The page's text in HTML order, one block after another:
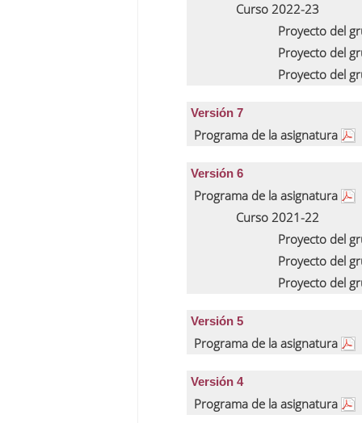
Curso 2022-23
Proyecto del
Proyecto del
Proyecto del
Versión 7
Programa de la asignatura
Versión 6
Programa de la asignatura
Curso 2021-22
Proyecto del
Proyecto del
Proyecto del
Versión 5
Programa de la asignatura
Versión 4
Programa de la asignatura